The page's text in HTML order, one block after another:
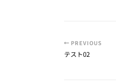
PREVIOUS
テスト02